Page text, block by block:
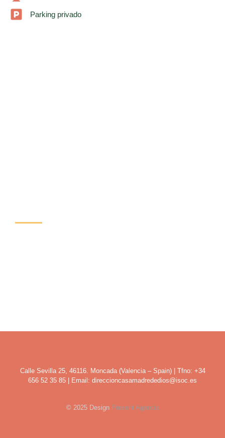
Parking privado
Calle Sevilla 25, 46116. Moncada (Valencia – Spain) | Tfno: +34
656 52 35 85 | Email: direccioncasamadrededios@isoc.es
© 2025 Design Present Agencia